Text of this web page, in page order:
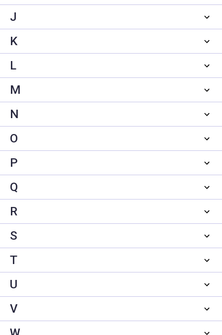
J
K
L
M
N
O
P
Q
R
S
T
U
V